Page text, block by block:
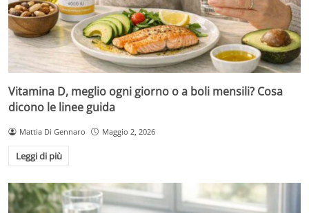
Vitamina D, meglio ogni giorno o a boli mensili? Cosa
dicono le linee guida
Mattia Di Gennaro Maggio 2, 2026
Leggi di più